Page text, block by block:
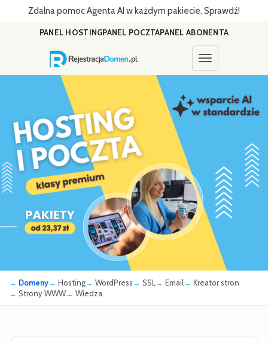
Zdalna pomoc Agenta AI w każdym pakiecie. Sprawdź!
PANEL HOSTINGPANEL POCZTAPANEL ABONENTA
Toggle
Domeny Hosting WordPress SSL Email
Kreator stron
Strony WWW
Wiedza